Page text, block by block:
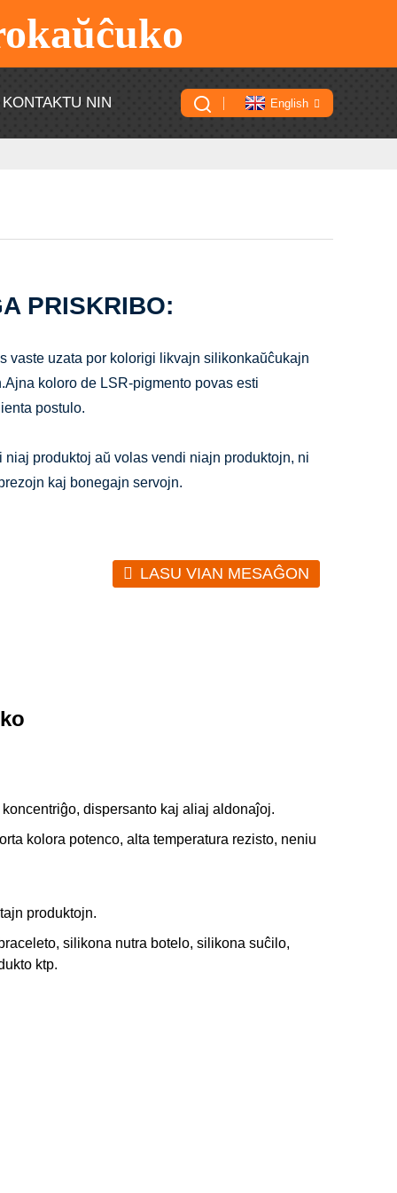
KONTAKTU NIN English
PRISKRIBO:
vaste uzata por kolorigi likvajn silikonkaŭĉukajn
koloro de LSR-pigmento povas esti
postulo.
niaj produktoj aŭ volas vendi niajn produktojn, ni
kaj bonegajn servojn.
LASU VIAN MESAĜON
dispersanto kaj aliaj aldonaĵoj.
kolora potenco, alta temperatura rezisto, neniu
produktojn.
silikona nutra botelo, silikona suĉilo,
ktp.